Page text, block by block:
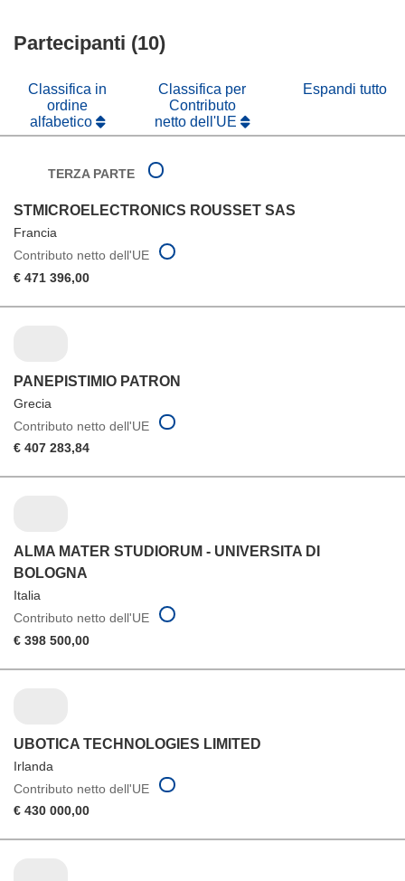
finestra)
Partecipanti (10)
Classifica in
ordine
alfabetico
Classifica per
Contributo
netto dell'UE
Espandi tutto
TERZA PARTE
STMICROELECTRONICS ROUSSET SAS
Francia
Contributo netto dell'UE
€ 471 396,00
PANEPISTIMIO PATRON
Grecia
Contributo netto dell'UE
€ 407 283,84
ALMA MATER STUDIORUM - UNIVERSITA DI
BOLOGNA
Italia
Contributo netto dell'UE
€ 398 500,00
UBOTICA TECHNOLOGIES LIMITED
Irlanda
Contributo netto dell'UE
€ 430 000,00